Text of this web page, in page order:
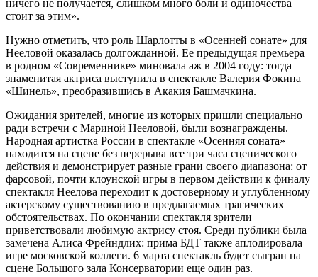
ничего не получается, слишком много боли и одиночества
стоит за этим».
Нужно отметить, что роль Шарлотты в «Осенней сонате» для
Нееловой оказалась долгожданной. Ее предыдущая премьера
в родном «Современнике» миновала аж в 2004 году: тогда
знаменитая актриса выступила в спектакле Валерия Фокина
«Шинель», преобразившись в Акакия Башмачкина.
Ожидания зрителей, многие из которых пришли специально
ради встречи с Мариной Нееловой, были вознаграждены.
Народная артистка России в спектакле «Осенняя соната»
находится на сцене без перерыва все три часа сценического
действия и демонстрирует разные грани своего диапазона: от
фарсовой, почти клоунской игры в первом действии к финалу
спектакля Неелова переходит к достоверному и углубленному
актерскому существованию в предлагаемых трагических
обстоятельствах. По окончании спектакля зрители
приветствовали любимую актрису стоя. Среди публики была
замечена Алиса Фрейндлих: прима БДТ также аплодировала
игре московской коллеги. 6 марта спектакль будет сыгран на
сцене Большого зала Консерватории еще один раз.